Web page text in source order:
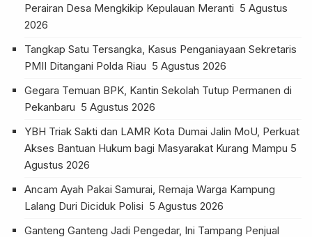
Perairan Desa Mengkikip Kepulauan Meranti 5 Agustus
2026
Tangkap Satu Tersangka, Kasus Penganiayaan Sekretaris
PMII Ditangani Polda Riau 5 Agustus 2026
Gegara Temuan BPK, Kantin Sekolah Tutup Permanen di
Pekanbaru 5 Agustus 2026
YBH Triak Sakti dan LAMR Kota Dumai Jalin MoU, Perkuat
Akses Bantuan Hukum bagi Masyarakat Kurang Mampu 5
Agustus 2026
Ancam Ayah Pakai Samurai, Remaja Warga Kampung
Lalang Duri Diciduk Polisi 5 Agustus 2026
Ganteng Ganteng Jadi Pengedar, Ini Tampang Penjual